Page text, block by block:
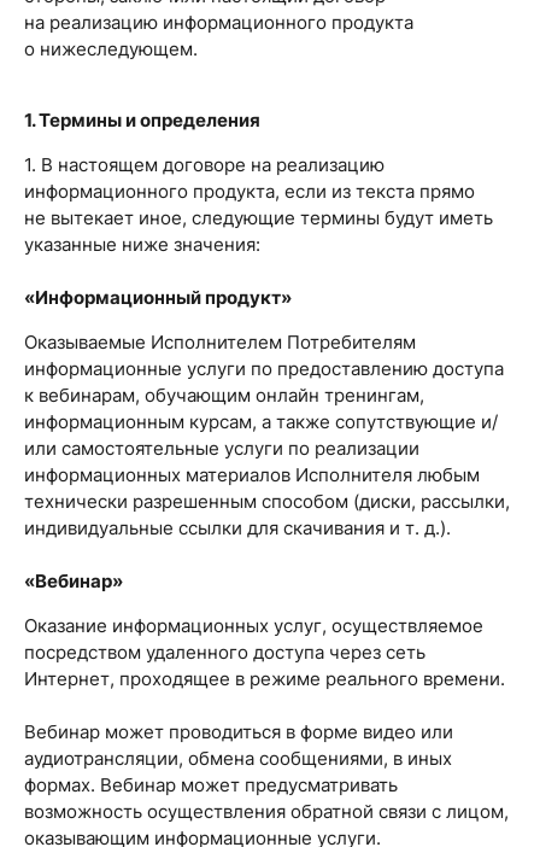
на реализацию информационного продукта
о нижеследующем.
1. Термины и определения
1. В настоящем договоре на реализацию
информационного продукта, если из текста прямо
не вытекает иное, следующие термины будут иметь
указанные ниже значения:
«Информационный продукт»
Оказываемые Исполнителем Потребителям
информационные услуги по предоставлению доступа
к вебинарам, обучающим онлайн тренингам,
информационным курсам, а также сопутствующие и/
или самостоятельные услуги по реализации
информационных материалов Исполнителя любым
технически разрешенным способом (диски, рассылки,
индивидуальные ссылки для скачивания и т. д.).
«Вебинар»
Оказание информационных услуг, осуществляемое
посредством удаленного доступа через сеть
Интернет, проходящее в режиме реального времени.
Вебинар может проводиться в форме видео или
аудиотрансляции, обмена сообщениями, в иных
формах. Вебинар может предусматривать
возможность осуществления обратной связи с лицом,
оказывающим информационные услуги.